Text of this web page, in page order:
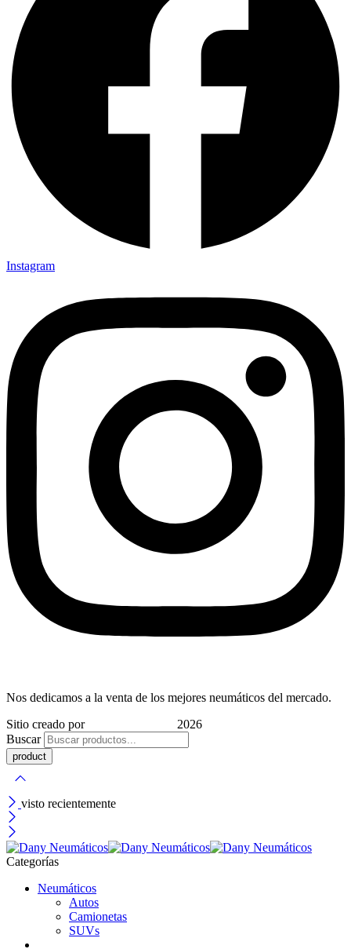
Instagram
Nos dedicamos a la venta de los mejores neumáticos del mercado.
Sitio creado por
2026
Buscar
visto recientemente
Categorías
Neumáticos
Autos
Camionetas
SUVs